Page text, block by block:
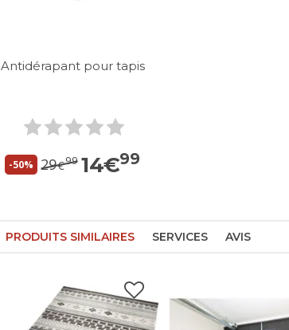
Antidérapant pour tapis
-50% 29€99 14€99
PRODUITS SIMILAIRES SERVICES AVIS